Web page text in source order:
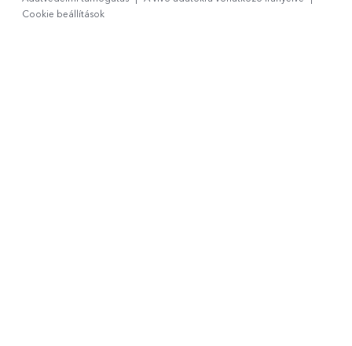
Cookie beállítások